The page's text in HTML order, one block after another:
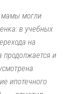
мамы могли
в учебных
на
и
ипотечного